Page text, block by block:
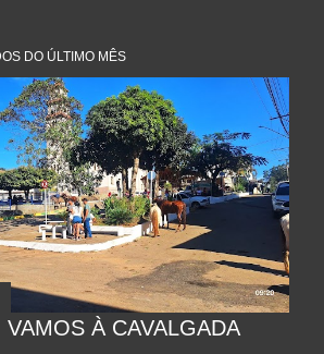
DO ÚLTIMO MÊS
À CAVALGADA